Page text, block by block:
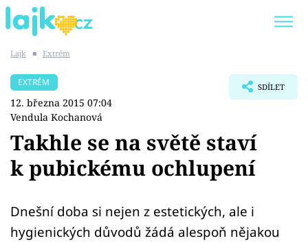
SHOPAHOLICADEL
Témata
Showbyznys
Lajk ■ Extrém
EXTRÉM
12. března 2015 07:04
Vendula Kochanová
SDÍLET
Takhle se na světě staví
k pubickému ochlupení
Dnešní doba si nejen z estetických, ale i
hygienických důvodů žádá alespoň nějakou